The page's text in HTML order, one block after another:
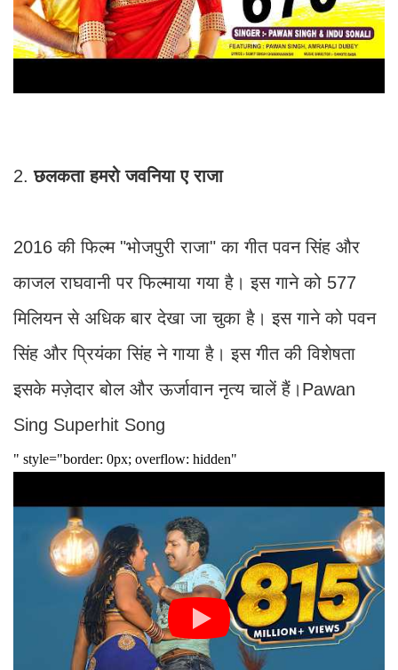
2.छलकता हमरो जवनिया ए राजा
2016 की फिल्म "भोजपुरी राजा" का गीत पवन सिंह और
काजल राघवानी पर फिल्माया गया है। इस गाने को 577
मिलियन से अधिक बार देखा जा चुका है। इस गाने को पवन
सिंह और प्रियंका सिंह ने गाया है। इस गीत की विशेषता
इसके मज़ेदार बोल और ऊर्जावान नृत्य चालें हैं।Pawan
Sing Superhit Song